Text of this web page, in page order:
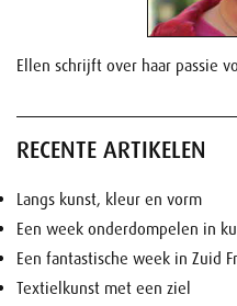
Ellen schrijft over haar passie
RECENTE ARTIKELEN
Langs kunst, kleur en vorm
Een week onderdompelen in
Een fantastische week in Zuid
Textielkunst met een ziel